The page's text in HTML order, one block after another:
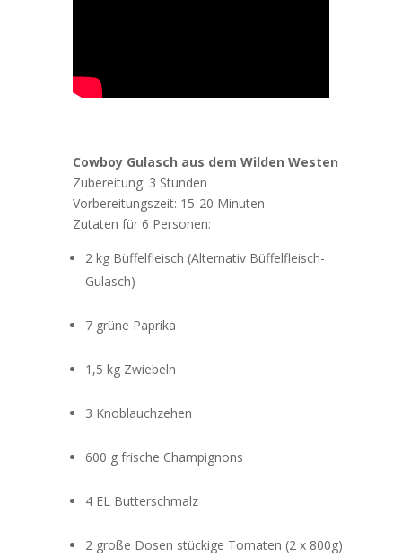
Cowboy Gulasch aus dem Wilden Westen
Zubereitung: 3 Stunden
Vorbereitungszeit: 15-20 Minuten
Zutaten für 6 Personen:
2 kg Büffelfleisch (Alternativ Büffelfleisch-
Gulasch)
7 grüne Paprika
1,5 kg Zwiebeln
3 Knoblauchzehen
600 g frische Champignons
4 EL Butterschmalz
2 große Dosen stückige Tomaten (2 x 800g)